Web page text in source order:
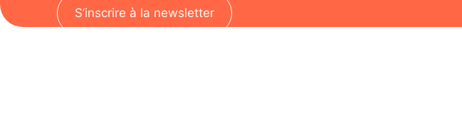
S’inscrire à la newsletter